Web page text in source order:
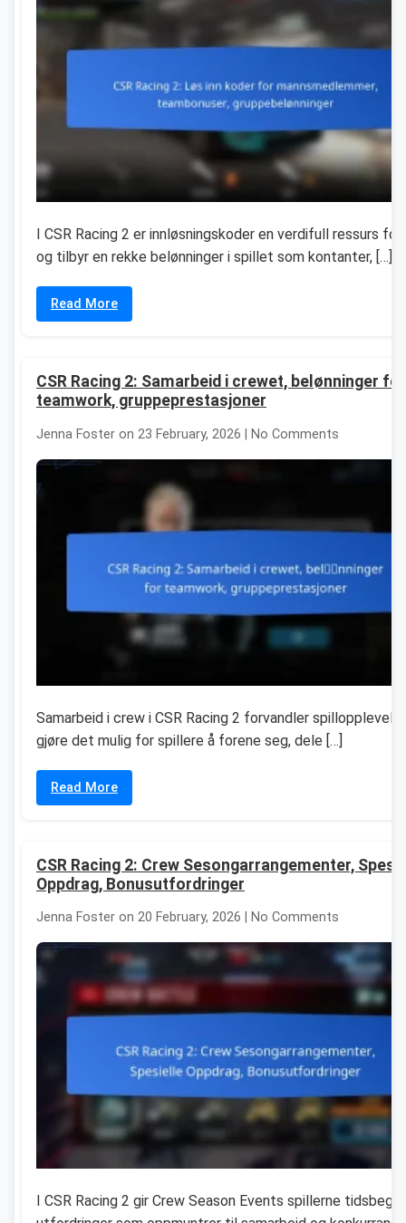
I CSR Racing 2 er innløsningskoder en verdifull ressurs
og tilbyr en rekke belønninger i spillet som kontanter, […]
Read More
CSR Racing 2: Samarbeid i crewet, belønninger for
teamwork, gruppeprestasjoner
Jenna Foster on 23 February, 2026 | No Comments
Samarbeid i crew i CSR Racing 2 forvandler
gjøre det mulig for spillere å forene seg, dele […]
Read More
CSR Racing 2: Crew Sesongarrangementer,
Oppdrag, Bonusutfordringer
Jenna Foster on 20 February, 2026 | No Comments
I CSR Racing 2 gir Crew Season Events spillerne